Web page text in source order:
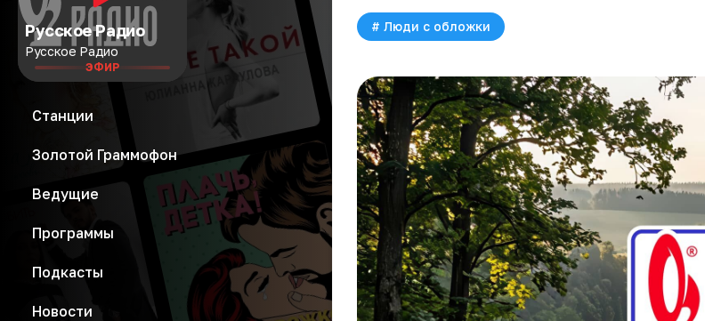
Русское Радио
Русское Радио
ЭФИР
Станции
Золотой Граммофон
Ведущие
Программы
Подкасты
Новости
# Люди с обложки